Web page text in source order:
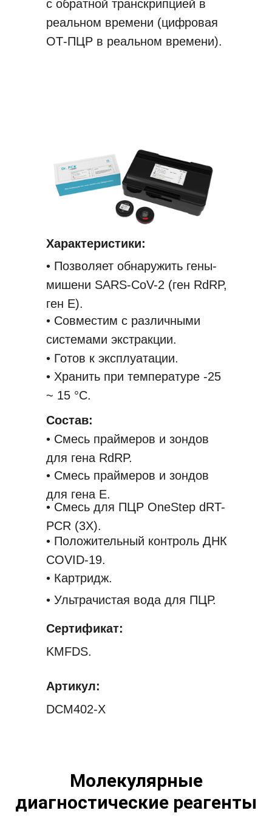
с обратной транскрипцией в
реальном времени (цифровая
ОТ-ПЦР в реальном времени).
Характеристики:
• Позволяет обнаружить гены-
мишени SARS-CoV-2 (ген RdRP,
ген E).
• Готов к эксплуатации.
• Совместим с различными
системами экстракции.
Состав:
• Смесь праймеров и зондов
для гена RdRP.
• Картридж.
• Положительный контроль ДНК
COVID-19.
• Смесь для ПЦР OneStep dRT-
PCR (3X).
• Смесь праймеров и зондов
для гена E.
Сертификат:
KMFDS.
Артикул:
DCM402-X
• Ультрачистая вода для ПЦР.
• Хранить при температуре -25
~ 15 °C.
Dr. PCR™ Di 20K
COVID-19
Direct Dr. PCR™
SARS-CoV-2
Dr. PCR™ DiS 20K
SARS-CoV-2
Набор для сбора
слюны OPTOLANE
Молекулярные
диагностические реагенты